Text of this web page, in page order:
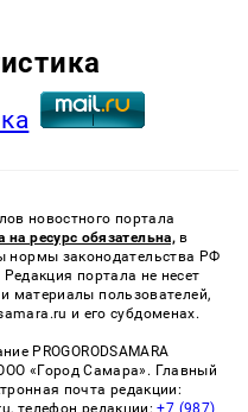
новостного портала
на ресурс обязательна, в
нормы законодательства РФ
портала не несет
материалы пользователей,
и его субдоменах.
PROGORODSAMARA
«Город Самара». Главный
почта редакции:
телефон редакции:+7 (987)